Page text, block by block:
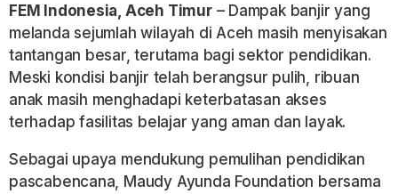
FEM Indonesia, Aceh Timur– Dampak banjir yang
melanda sejumlah wilayah di Aceh masih menyisakan
tantangan besar, terutama bagi sektor pendidikan.
Meski kondisi banjir telah berangsur pulih, ribuan
anak masih menghadapi keterbatasan akses
terhadap fasilitas belajar yang aman dan layak.
Sebagai upaya mendukung pemulihan pendidikan
pascabencana, Maudy Ayunda Foundation bersama